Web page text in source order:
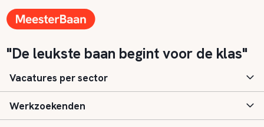
"De leukste baan begint voor de klas"
Vacatures per sector
Basisonderwijs
Werkzoekenden